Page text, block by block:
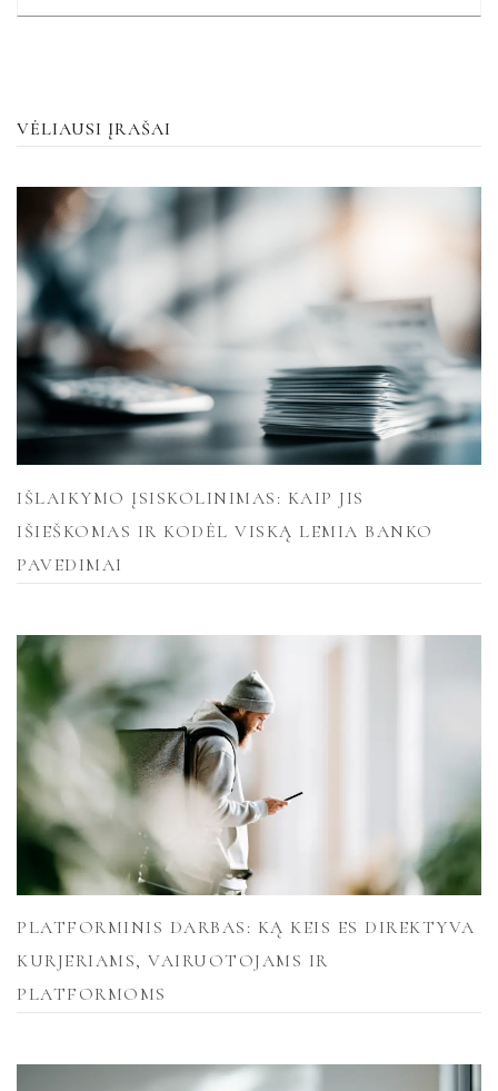
VĖLIAUSI ĮRAŠAI
IŠLAIKYMO ĮSISKOLINIMAS: KAIP JIS
IŠIEŠKOMAS IR KODĖL VISKĄ LEMIA BANKO
PAVEDIMAI
PLATFORMINIS DARBAS: KĄ KEIS ES DIREKTYVA
KURJERIAMS, VAIRUOTOJAMS IR
PLATFORMOMS